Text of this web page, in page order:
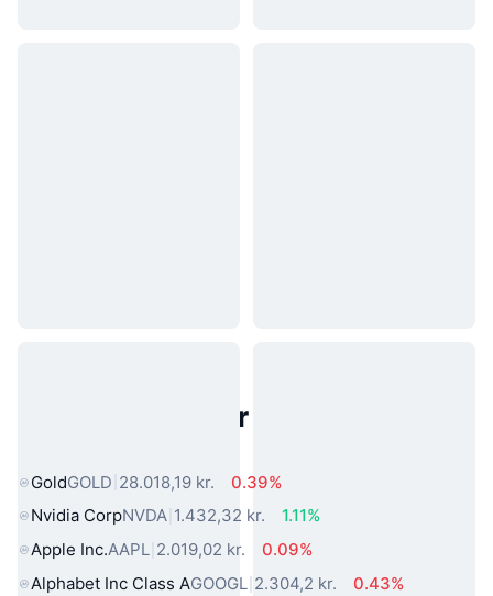
Populære aktiver fra den virkelige
GoldGOLD 28.018,19 kr.
0.39%
Nvidia CorpNVDA 1.432,32 kr.
1.11%
Apple Inc.AAPL 2.019,02 kr.
0.09%
Alphabet Inc Class AGOOGL 2.304,2 kr.
0.43%